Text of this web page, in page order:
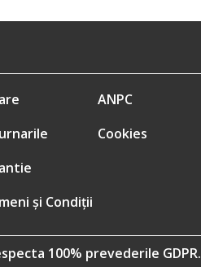
și Condiții
ANPC
Cookies
100% prevederile GDPR.